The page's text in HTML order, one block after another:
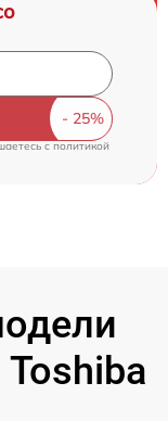
cполитикой